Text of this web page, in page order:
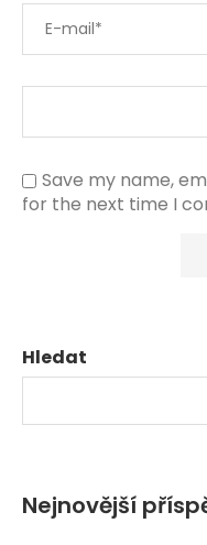
Save my name,
for the next time I
Hledat
Nejnovější